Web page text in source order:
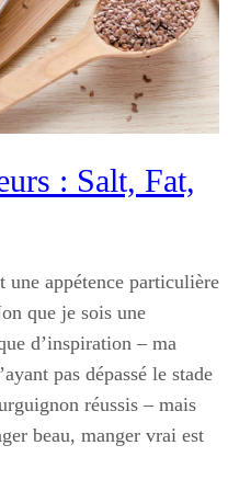
: Salt, Fat,
une appétence particulière
que je sois une
d’inspiration – ma
pas dépassé le stade
réussis – mais
beau, manger vrai est